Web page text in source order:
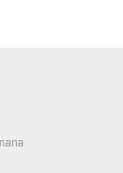
disponible